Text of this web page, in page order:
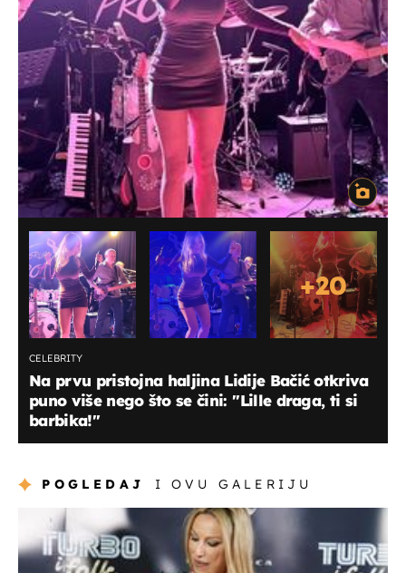
+20
CELEBRITY
Na prvu pristojna haljina Lidije Bačić otkriva
puno više nego što se čini: ''Lille draga, ti si
barbika!''
POGLEDAJ I OVU GALERIJU